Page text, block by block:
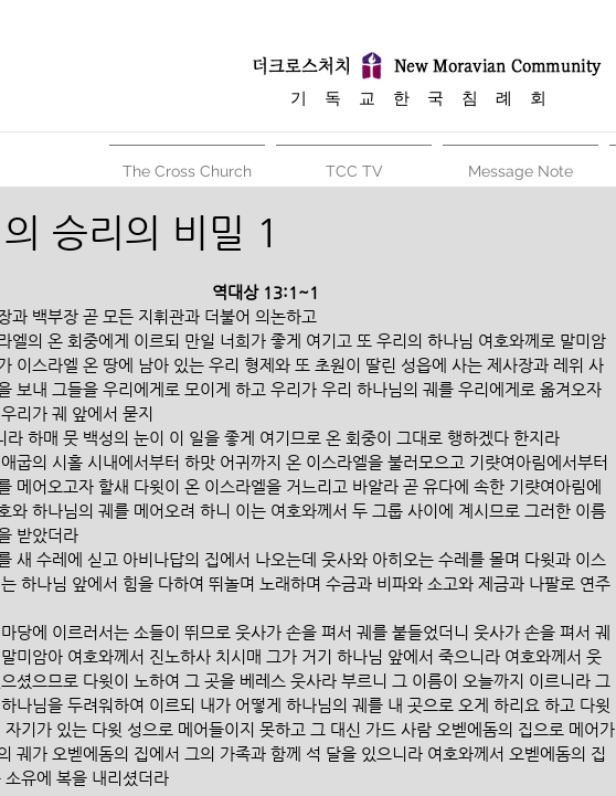
​기 독 교 한 국 침 례 회
The Cross Church TCC TV Message Note
승리의 비밀 1
역대상 13:1~1
과 백부장 곧 모든 지휘관과 더불어 의논하고
엘의 온 회중에게 이르되 만일 너희가 좋게 여기고 또 우리의 하나님 여호와께로 말미암
이스라엘 온 땅에 남아 있는 우리 형제와 또 초원이 딸린 성읍에 사는 제사장과 레위 사
보내 그들을 우리에게로 모이게 하고 우리가 우리 하나님의 궤를 우리에게로 옮겨오자
리가 궤 앞에서 묻지
라 하매 뭇 백성의 눈이 이 일을 좋게 여기므로 온 회중이 그대로 행하겠다 한지라
굽의 시홀 시내에서부터 하맛 어귀까지 온 이스라엘을 불러모으고 기럇여아림에서부터
메어오고자 할새 다윗이 온 이스라엘을 거느리고 바알라 곧 유다에 속한 기럇여아림에
와 하나님의 궤를 메어오려 하니 이는 여호와께서 두 그룹 사이에 계시므로 그러한 이름
받았더라
새 수레에 싣고 아비나답의 집에서 나오는데 웃사와 아히오는 수레를 몰며 다윗과 이스
하나님 앞에서 힘을 다하여 뛰놀며 노래하며 수금과 비파와 소고와 제금과 나팔로 연주
당에 이르러서는 소들이 뛰므로 웃사가 손을 펴서 궤를 붙들었더니 웃사가 손을 펴서 궤
미암아 여호와께서 진노하사 치시매 그가 거기 하나님 앞에서 죽으니라 여호와께서 웃
셨으므로 다윗이 노하여 그 곳을 베레스 웃사라 부르니 그 이름이 오늘까지 이르니라 그
나님을 두려워하여 이르되 내가 어떻게 하나님의 궤를 내 곳으로 오게 하리요 하고 다윗
자기가 있는 다윗 성으로 메어들이지 못하고 그 대신 가드 사람 오벧에돔의 집으로 메어가
궤가 오벧에돔의 집에서 그의 가족과 함께 석 달을 있으니라 여호와께서 오벧에돔의 집
소유에 복을 내리셨더라​